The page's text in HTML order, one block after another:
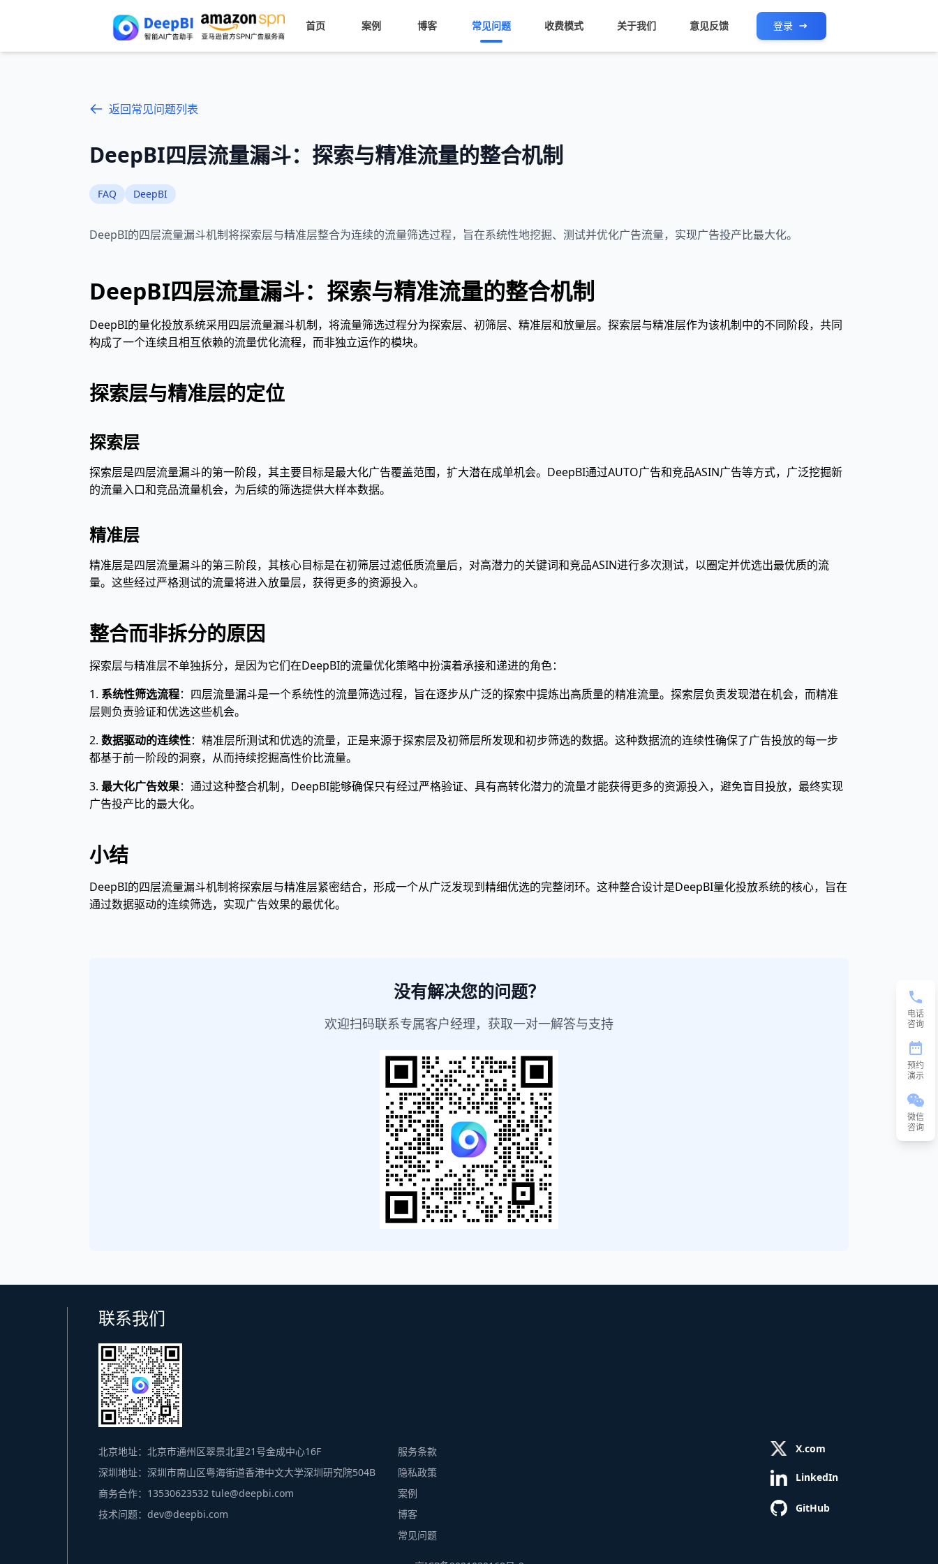
首页 案例 博客 常见问题 收费模式 关于我们 意见反馈 登录
返回常见问题列表
DeepBI四层流量漏斗：探索与精准流量的整合机制
FAQ DeepBI
DeepBI的四层流量漏斗机制将探索层与精准层整合为连续的流量筛选过程，旨在系统性地挖掘、测试并优化广告流量，实现广告投产比最大化。
DeepBI四层流量漏斗：探索与精准流量的整合机制
DeepBI的量化投放系统采用四层流量漏斗机制，将流量筛选过程分为探索层、初筛层、精准层和放量层。探索层与精准层作为该机制中的不同阶段，共同
构成了一个连续且相互依赖的流量优化流程，而非独立运作的模块。
探索层与精准层的定位
探索层
探索层是四层流量漏斗的第一阶段，其主要目标是最大化广告覆盖范围，扩大潜在成单机会。DeepBI通过AUTO广告和竞品ASIN广告等方式，广泛挖掘新
的流量入口和竞品流量机会，为后续的筛选提供大样本数据。
精准层
精准层是四层流量漏斗的第三阶段，其核心目标是在初筛层过滤低质流量后，对高潜力的关键词和竞品ASIN进行多次测试，以圈定并优选出最优质的流
量。这些经过严格测试的流量将进入放量层，获得更多的资源投入。
整合而非拆分的原因
探索层与精准层不单独拆分，是因为它们在DeepBI的流量优化策略中扮演着承接和递进的角色：
1. 系统性筛选流程：四层流量漏斗是一个系统性的流量筛选过程，旨在逐步从广泛的探索中提炼出高质量的精准流量。探索层负责发现潜在机会，而精准
层则负责验证和优选这些机会。
2. 数据驱动的连续性：精准层所测试和优选的流量，正是来源于探索层及初筛层所发现和初步筛选的数据。这种数据流的连续性确保了广告投放的每一步
都基于前一阶段的洞察，从而持续挖掘高性价比流量。
3. 最大化广告效果：通过这种整合机制，DeepBI能够确保只有经过严格验证、具有高转化潜力的流量才能获得更多的资源投入，避免盲目投放，最终实现
广告投产比的最大化。
小结
DeepBI的四层流量漏斗机制将探索层与精准层紧密结合，形成一个从广泛发现到精细优选的完整闭环。这种整合设计是DeepBI量化投放系统的核心，旨在
通过数据驱动的连续筛选，实现广告效果的最优化。
没有解决您的问题？
欢迎扫码联系专属客户经理，获取一对一解答与支持
联系我们
北京地址：北京市通州区翠景北里21号金成中心16F
深圳地址：深圳市南山区粤海街道香港中文大学深圳研究院504B
商务合作：13530623532 tule@deepbi.com
技术问题：dev@deepbi.com
服务条款
隐私政策
案例
博客
常见问题
X.com
LinkedIn
GitHub
电话
咨询
预约
演示
微信
咨询